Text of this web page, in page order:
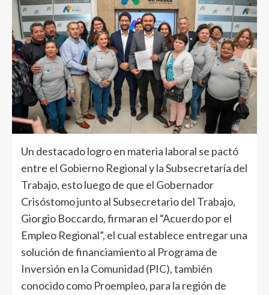
Un destacado logro en materia laboral se pactó
entre el Gobierno Regional y la Subsecretaría del
Trabajo, esto luego de que el Gobernador
Crisóstomo junto al Subsecretario del Trabajo,
Giorgio Boccardo, firmaran el “Acuerdo por el
Empleo Regional”, el cual establece entregar una
solución de financiamiento al Programa de
Inversión en la Comunidad (PIC), también
conocido como Proempleo, para la región de